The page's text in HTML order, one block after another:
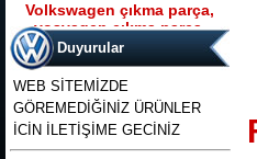
Volkswagen çıkma parça,
vosvagen çıkma parça,
wosvagen çıkma parça,
woswagen çıkma parça, vw
çıkma p
Ürün Kodu : t5 kasa transporter 2500 tdı
130 beygirlik çıkma motor
Duyurular
WEB SİTEMİZDE
GÖREMEDİĞİNİZ ÜRÜNLER
İCİN İLETİŞİME GECİNİZ